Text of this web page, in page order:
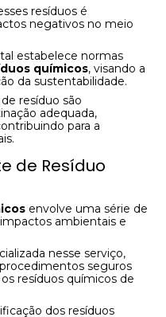
resíduos é
negativos no meio
estabelece normas
químicos, visando a
da sustentabilidade.
resíduo são
adequada,
para a
de Resíduo
envolve uma série de
ambientais e
nesse serviço,
seguros
resíduos químicos de
dos resíduos